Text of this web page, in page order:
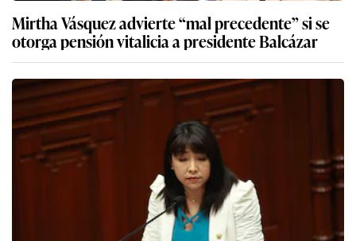
Mirtha Vásquez advierte “mal precedente” si se
otorga pensión vitalicia a presidente Balcázar